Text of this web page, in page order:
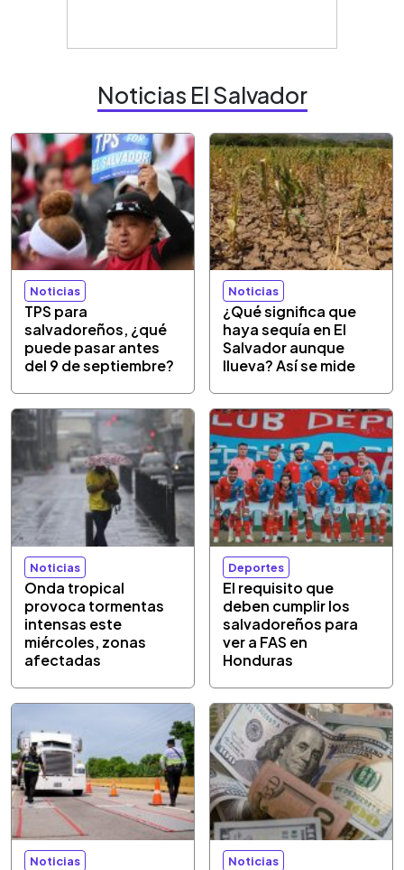
Noticias El Salvador
Noticias
TPS para
salvadoreños, ¿qué
puede pasar antes
del 9 de septiembre?
Noticias
¿Qué significa que
haya sequía en El
Salvador aunque
llueva? Así se mide
Noticias
Onda tropical
provoca tormentas
intensas este
miércoles, zonas
afectadas
Deportes
El requisito que
deben cumplir los
salvadoreños para
ver a FAS en
Honduras
Noticias Noticias